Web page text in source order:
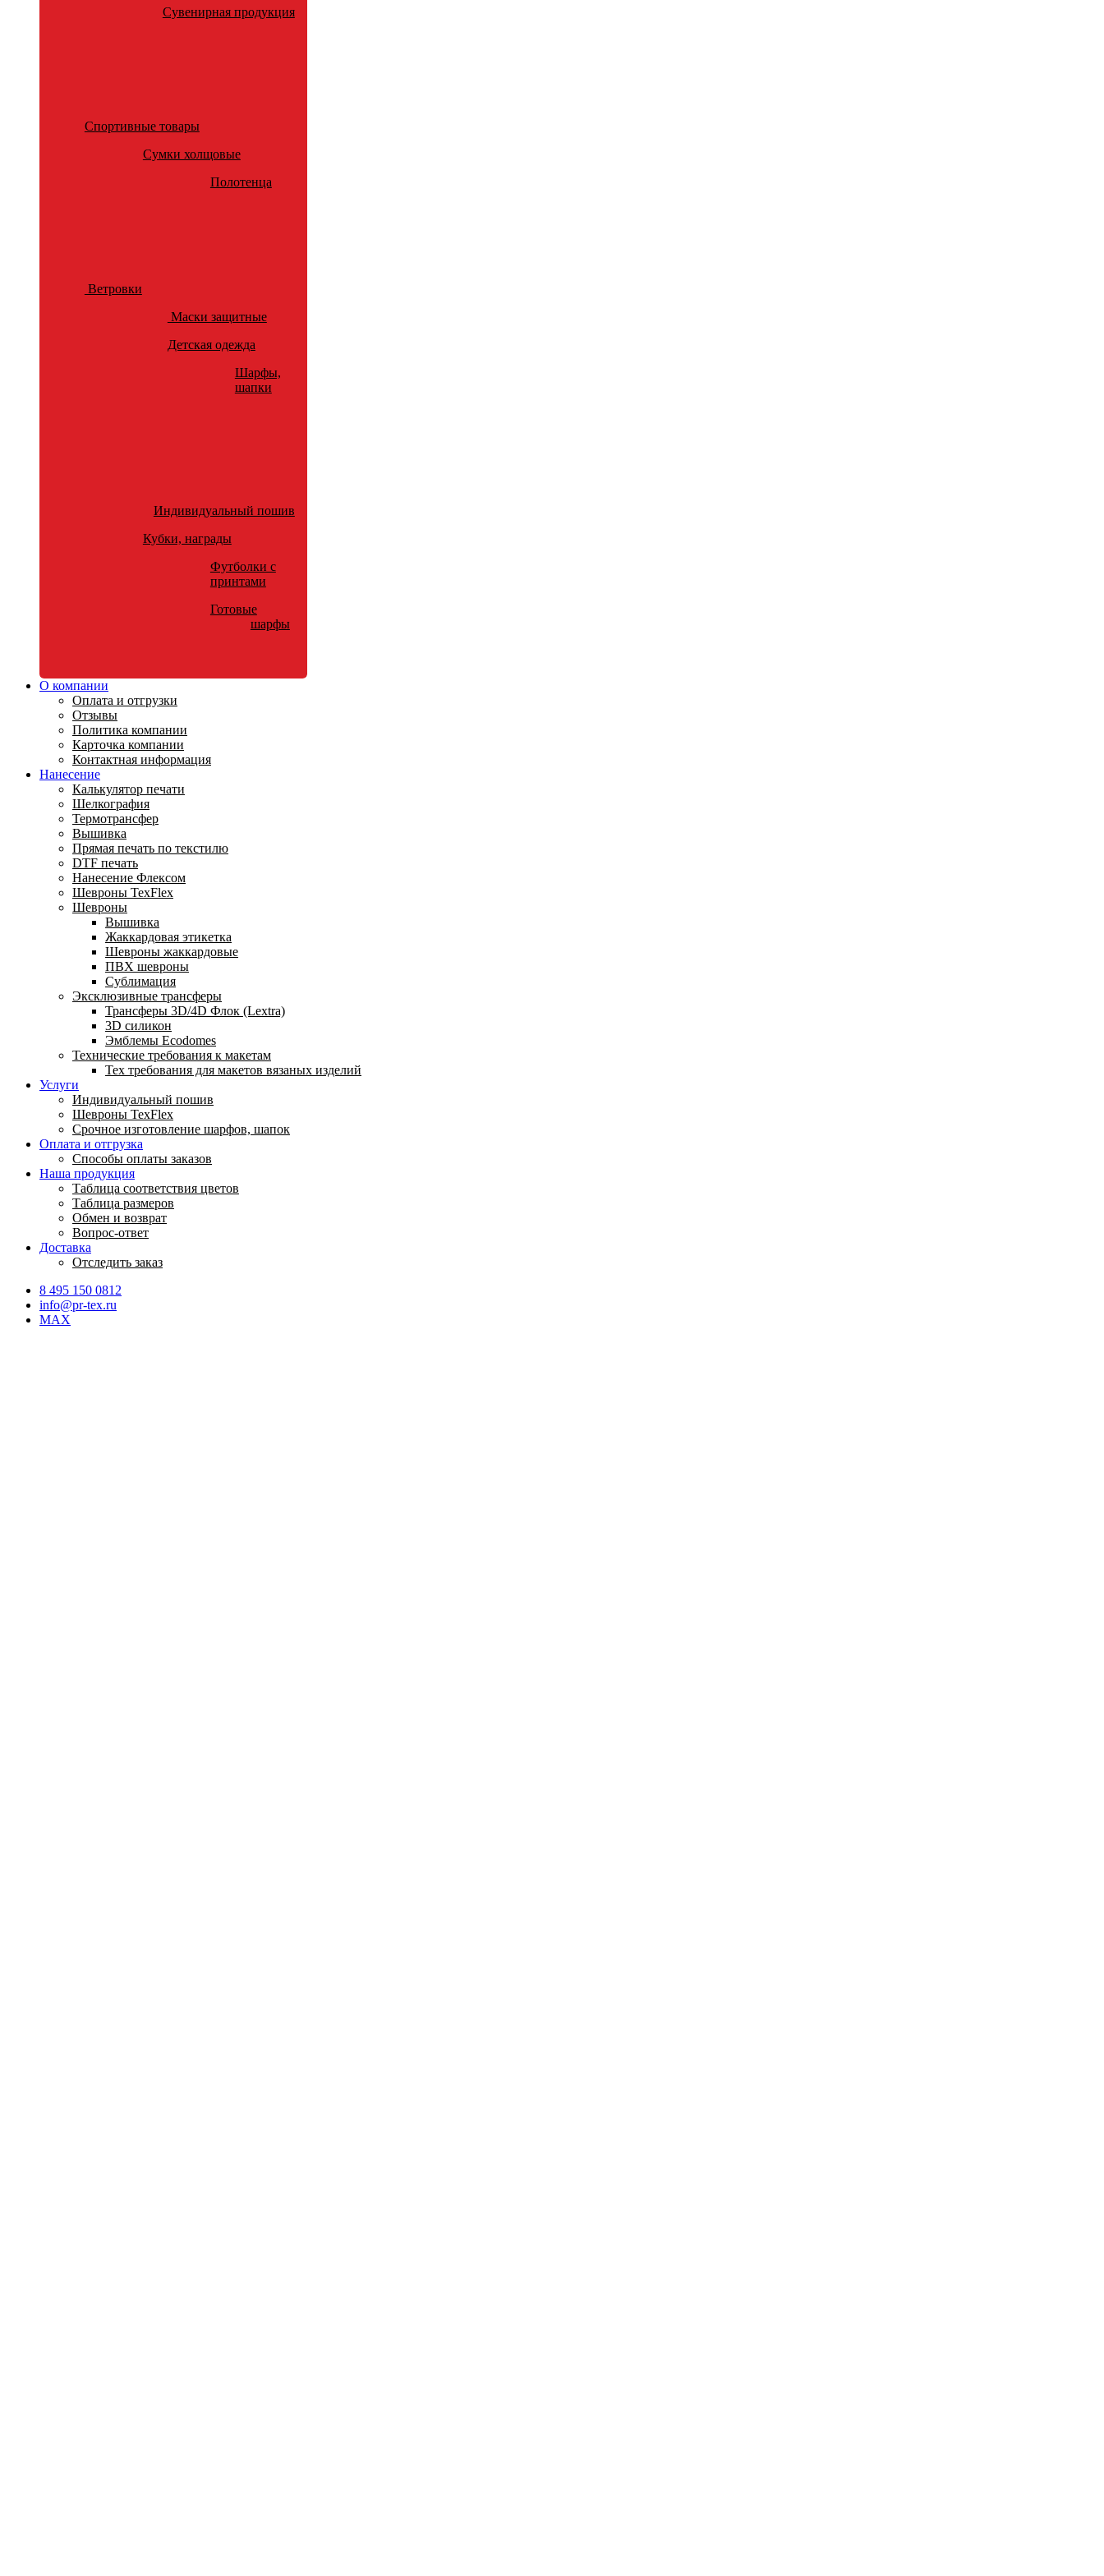
Сувенирная продукция
Спортивные товары
Сумки холщовые
Полотенца
Ветровки
Маски защитные
Детская одежда
Шарфы,
шапки
Индивидуальный пошив
Кубки, награды
Футболки с
принтами
Готовые
шарфы
О компании
Оплата и отгрузки
Отзывы
Политика компании
Карточка компании
Контактная информация
Нанесение
Калькулятор печати
Шелкография
Термотрансфер
Вышивка
Прямая печать по текстилю
DTF печать
Нанесение Флексом
Шевроны TexFlex
Шевроны
Вышивка
Жаккардовая этикетка
Шевроны жаккардовые
ПВХ шевроны
Сублимация
Эксклюзивные трансферы
Трансферы 3D/4D Флок (Lextra)
3D силикон
Эмблемы Ecodomes
Технические требования к макетам
Тех требования для макетов вязаных изделий
Услуги
Индивидуальный пошив
Шевроны TexFlex
Срочное изготовление шарфов, шапок
Оплата и отгрузка
Способы оплаты заказов
Наша продукция
Таблица соответствия цветов
Таблица размеров
Обмен и возврат
Вопрос-ответ
Доставка
Отследить заказ
8 495 150 0812
info@pr-tex.ru
MAX